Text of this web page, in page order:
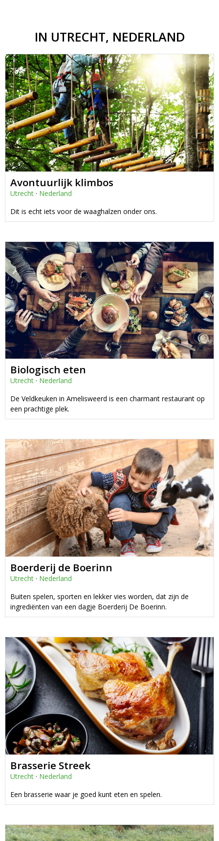
IN UTRECHT, NEDERLAND
Avontuurlijk klimbos
Utrecht · Nederland
Dit is echt iets voor de waaghalzen onder ons.
Biologisch eten
Utrecht · Nederland
De Veldkeuken in Amelisweerd is een charmant restaurant op
een prachtige plek.
Boerderij de Boerinn
Utrecht · Nederland
Buiten spelen, sporten en lekker vies worden, dat zijn de
ingrediënten van een dagje Boerderij De Boerinn.
Brasserie Streek
Utrecht · Nederland
Een brasserie waar je goed kunt eten en spelen.